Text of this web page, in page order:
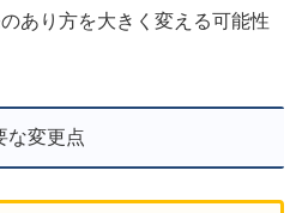
あり方を大きく変える可能性
な変更点